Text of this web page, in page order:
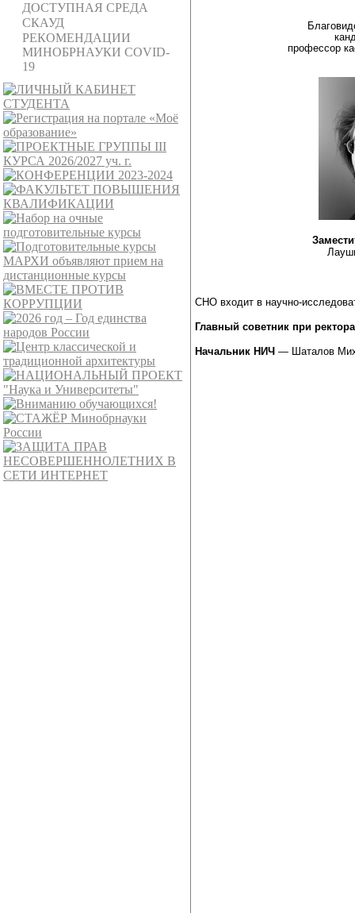
ДОСТУПНАЯ СРЕДА
СКАУД
РЕКОМЕНДАЦИИ
МИНОБРНАУКИ COVID-
19
профессор
СНО входит в научно-
Главный советник при
Начальник НИЧ — Шаталов